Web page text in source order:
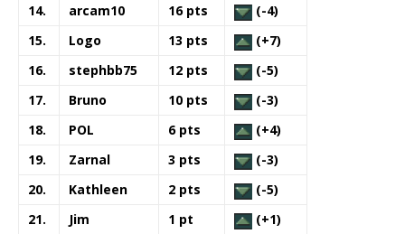
14.
arcam10 16 pts
(-4)
15.
Logo 13 pts
(+7)
16.
stephbb75 12 pts
(-5)
17.
Bruno 10 pts
(-3)
18.
POL 6 pts
(+4)
19.
Zarnal 3 pts
(-3)
20.
Kathleen 2 pts
(-5)
21.
Jim 1 pt (+1)